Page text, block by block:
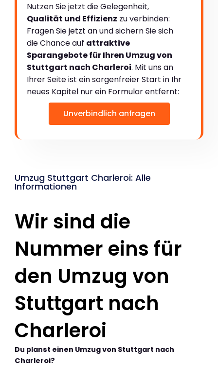
Nutzen Sie jetzt die Gelegenheit,
Qualität und Effizienz zu verbinden:
Fragen Sie jetzt an und sichern Sie sich
die Chance auf attraktive
Sparangebote für Ihren Umzug von
Stuttgart nach Charleroi. Mit uns an
Ihrer Seite ist ein sorgenfreier Start in Ihr
neues Kapitel nur ein Formular entfernt:
Unverbindlich anfragen
Umzug Stuttgart Charleroi: Alle
Informationen
Wir sind die
Nummer eins für
den Umzug von
Stuttgart nach
Charleroi
Du planst einen Umzug von Stuttgart nach
Charleroi?